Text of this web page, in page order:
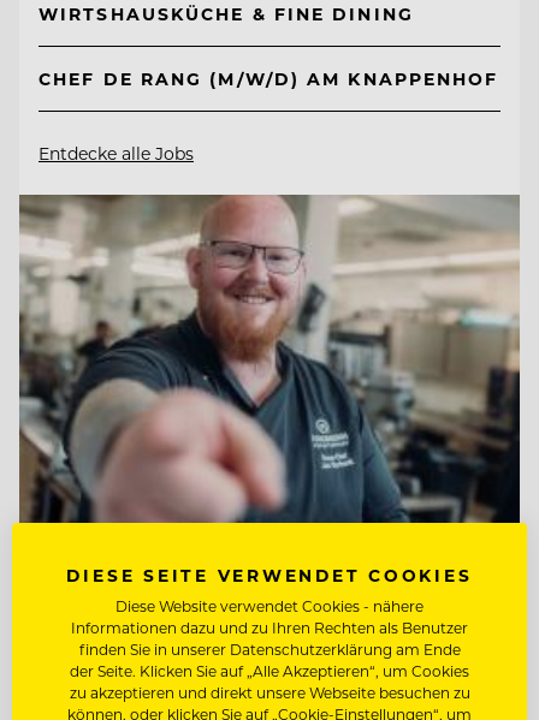
WIRTSHAUSKÜCHE & FINE DINING
CHEF DE RANG (M/W/D) AM KNAPPENHOF
Entdecke alle Jobs
TOP ARBEITGEBER
Jungbrunn - Der Gutzeitort
6675 Tannheim/Tirol, Österreich
DIESE SEITE VERWENDET COOKIES
Diese Website verwendet Cookies - nähere
Informationen dazu und zu Ihren Rechten als Benutzer
finden Sie in unserer Datenschutzerklärung am Ende
der Seite. Klicken Sie auf „Alle Akzeptieren“, um Cookies
zu akzeptieren und direkt unsere Webseite besuchen zu
können, oder klicken Sie auf „Cookie-Einstellungen“, um